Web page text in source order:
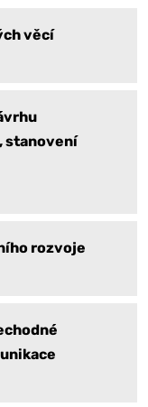
věcí
stanovení
rozvoje